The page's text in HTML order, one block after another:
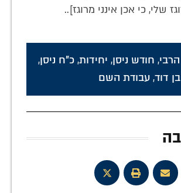
שלי, כי אכן אינני מרוגז]..
הרבי, חודש ניסן, יחידות, כ"ח ניסן,
דוד, עבודת השם